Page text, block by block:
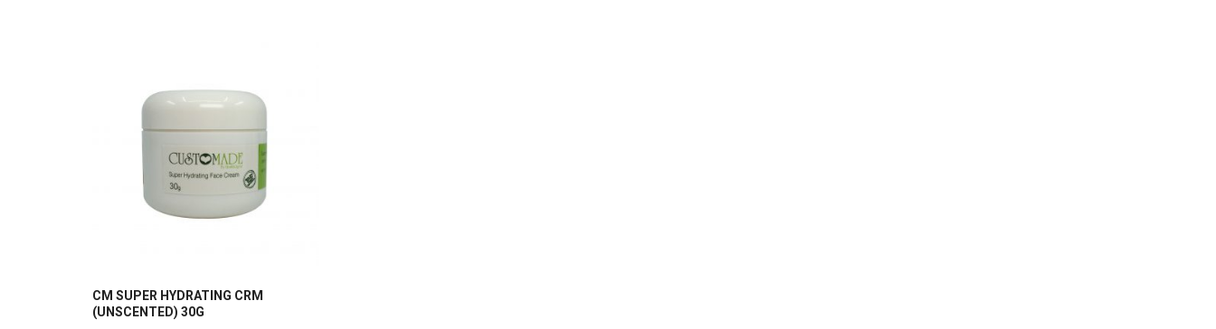
CM SUPER HYDRATING CRM
(UNSCENTED) 30G